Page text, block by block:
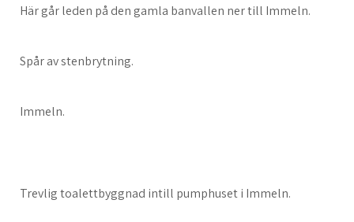
Här går leden på den gamla banvallen ner till Immeln.
Spår av stenbrytning.
Immeln.
Trevlig toalettbyggnad intill pumphuset i Immeln.